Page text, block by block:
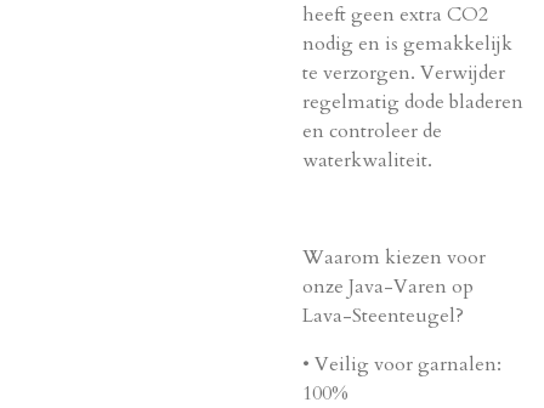
heeft geen extra CO2
nodig en is gemakkelijk
te verzorgen. Verwijder
regelmatig dode bladeren
en controleer de
waterkwaliteit.
Waarom kiezen voor
onze Java-Varen op
Lava-Steenteugel?
• Veilig voor garnalen:
100%